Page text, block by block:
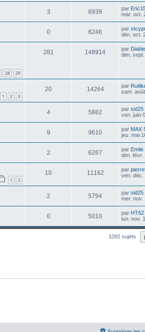
3 6939 par
mar. oct.
0 6246 par
dim. oct.
28 29
281 148914 par
dim.
1 2 3
20 14264 par
sam.
4 5882 par sid25
ven. juin
9 9610 par MAX
jeu. mai
2 6267 par
dim. févr.
1 2
10 11162 par
ven. déc.
2 5794 par sid25
mer. nov.
0 5010 par HT62
lun. nov.
1092 sujets